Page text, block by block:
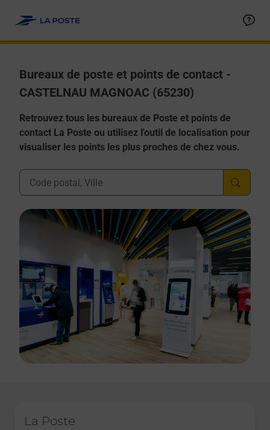
Bureaux de poste et points de contact -
CASTELNAU MAGNOAC (65230)
Retrouvez tous les bureaux de Poste et points de
contact La Poste ou utilisez l'outil de localisation pour
visualiser les points les plus proches de chez vous.
Ville, Département, Code Postal
La Poste